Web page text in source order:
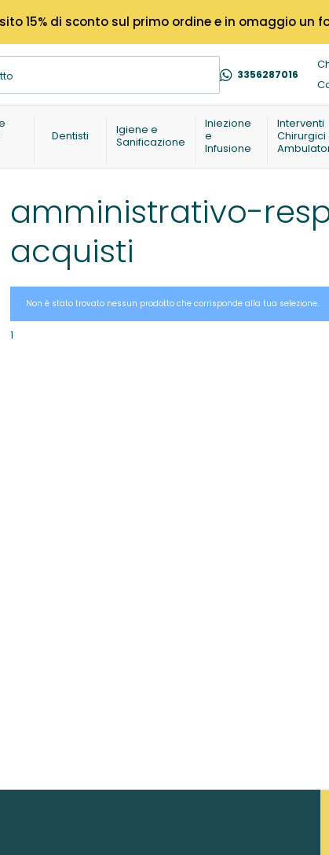
15% di sconto sul primo ordine e in omaggio un
3356287016
Dentisti
Igiene e
Sanificazione
Iniezione
e
Infusione
Interventi
Chirurgici
amministrativo-
acquisti
Non è stato trovato nessun prodotto che corrisponde alla tua selezione.
1